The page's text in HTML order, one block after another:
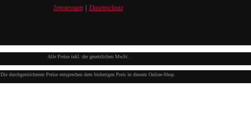
Impressum| Datenschutz
Alle Preise inkl. der gesetzlichen MwSt.
Die durchgestrichenen Preise entsprechen dem bisherigen Preis in diesem Online-Shop.